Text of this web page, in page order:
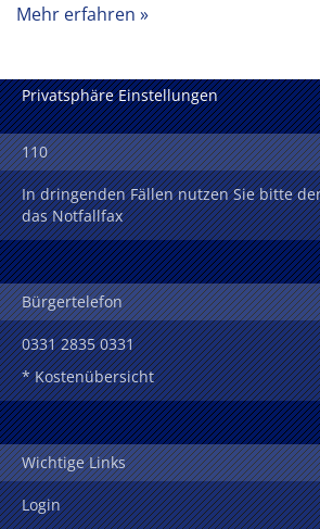
Mehr erfahren
Privatsphäre Einstellungen
110
In dringenden Fällen nutzen Sie bitte
das Notfallfax
Bürgertelefon
0331 2835 0331
* Kostenübersicht
Wichtige Links
Login